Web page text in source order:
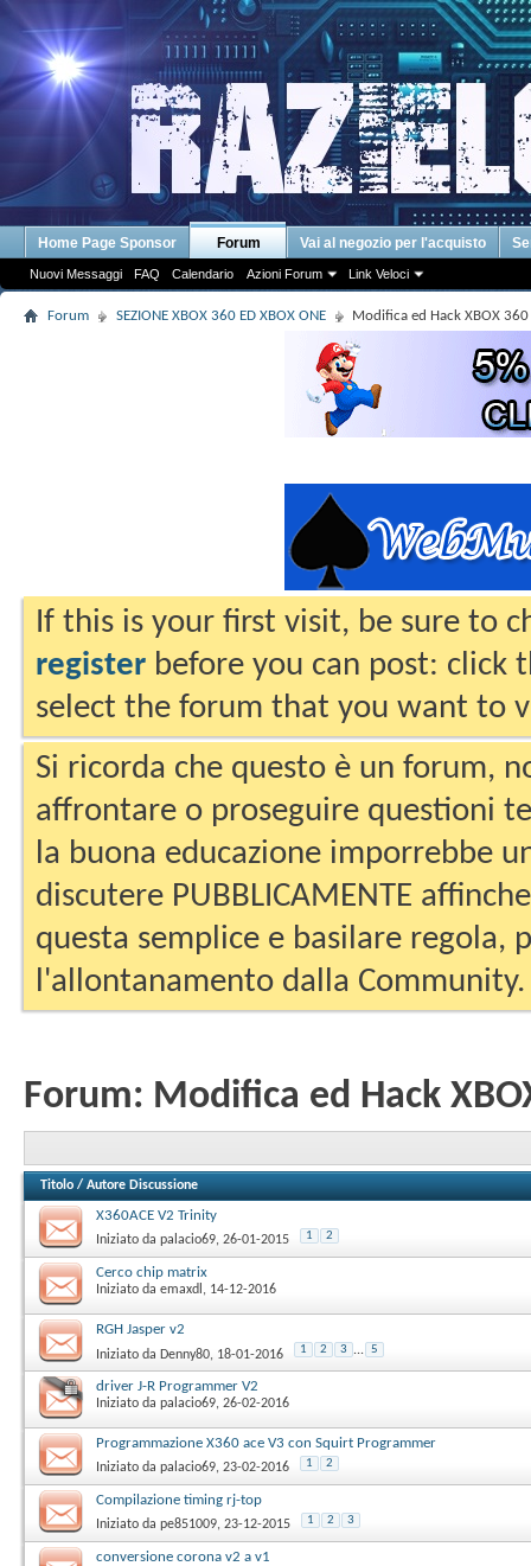
Home Page Sponsor Forum
Nuovi Messaggi FAQ Calendario Azioni Forum Link Veloci
Vai al negozio per l'acquisto
Forum SEZIONE XBOX 360 ED XBOX ONE Modifica ed Hack XBOX 360
If this is your first visit, be sure to
register before you can post: click
select the forum that you want to
Si ricorda che questo è un forum,
affrontare o proseguire questioni
la buona educazione imporrebbe
discutere PUBBLICAMENTE
questa semplice e basilare regola,
l'allontanamento dalla Community.
Forum: Modifica ed Hack
Titolo / Autore Discussione
X360ACE V2 Trinity
Iniziato da palacio69‎, 26-01-2015 1 2
Cerco chip matrix
Iniziato da emaxdl ‎, 14-12-2016
RGH Jasper v2
Iniziato da Denny80‎, 18-01-2016 1 2 3 ... 5
driver J-R Programmer V2
Iniziato da palacio69‎, 26-02-2016
Programmazione X360 ace V3 con Squirt Programmer
Iniziato da palacio69‎, 23-02-2016 1 2
Compilazione timing rj-top
Iniziato da pe851009‎, 23-12-2015 1 2 3
conversione corona v2 a v1